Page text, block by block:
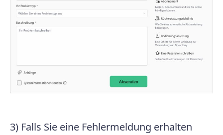
3) Falls Sie eine Fehlermeldung erhalten